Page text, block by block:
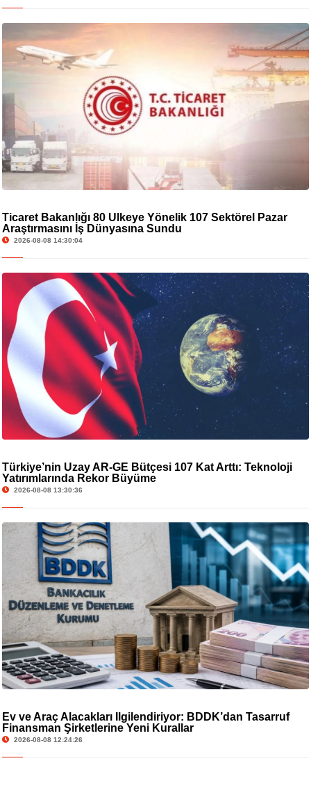
Ticaret Bakanlığı 80 Ülkeye Yönelik 107 Sektörel Pazar
Araştırmasını İş Dünyasına Sundu
2026-08-08 14:30:04
Türkiye’nin Uzay AR-GE Bütçesi 107 Kat Arttı: Teknoloji
Yatırımlarında Rekor Büyüme
2026-08-08 13:30:36
Ev ve Araç Alacakları İlgilendiriyor: BDDK’dan Tasarruf
Finansman Şirketlerine Yeni Kurallar
2026-08-08 12:24:26